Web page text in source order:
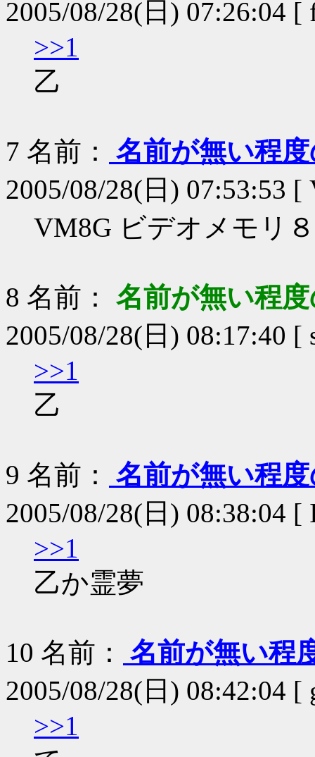
2005/08/28(日) 07:26:04
>>1
乙
7 名前：
名前が無い程
2005/08/28(日) 07:53:53 [
VM8G ビデオメモリ
8 名前：
名前が無い程
2005/08/28(日) 08:17:40 [
>>1
乙
9 名前：
名前が無い程
2005/08/28(日) 08:38:04
>>1
乙か霊夢
10 名前：
名前が無い程
2005/08/28(日) 08:42:04 [
>>1